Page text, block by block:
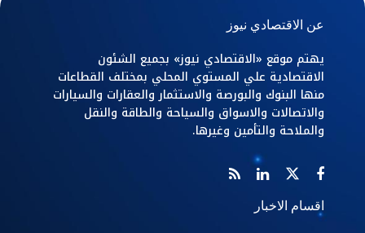
عن الاقتصادي نيوز
يهتم موقع «الاقتصادي نيوز» بجميع الشئون
الاقتصادية علي المستوي المحلي بمختلف القطاعات
منها البنوك والبورصة والاستثمار والعقارات والسيارات
والاتصالات والاسواق والسياحة والطاقة والنقل
والملاحة والتأمين وغيرها.
اقسام الاخبار